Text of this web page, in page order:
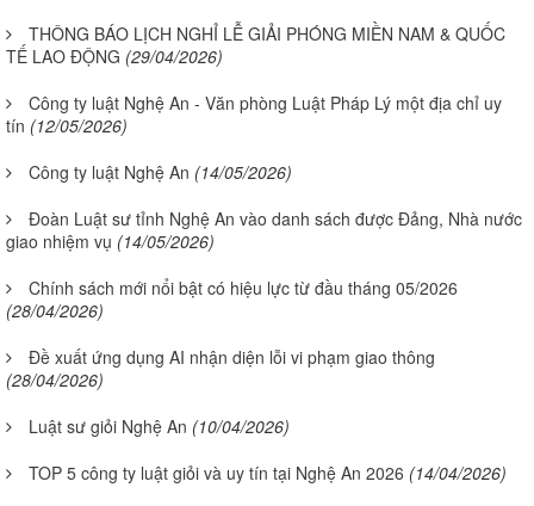
THÔNG BÁO LỊCH NGHỈ LỄ GIẢI PHÓNG MIỀN NAM & QUỐC
TẾ LAO ĐỘNG (29/04/2026)
Công ty luật Nghệ An - Văn phòng Luật Pháp Lý một địa chỉ uy
tín (12/05/2026)
Công ty luật Nghệ An (14/05/2026)
Đoàn Luật sư tỉnh Nghệ An vào danh sách được Đảng, Nhà nước
giao nhiệm vụ (14/05/2026)
Chính sách mới nổi bật có hiệu lực từ đầu tháng 05/2026
(28/04/2026)
Đề xuất ứng dụng AI nhận diện lỗi vi phạm giao thông
(28/04/2026)
Luật sư giỏi Nghệ An (10/04/2026)
TOP 5 công ty luật giỏi và uy tín tại Nghệ An 2026 (14/04/2026)